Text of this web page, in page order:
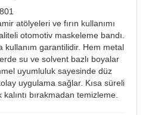
atölyeleri ve fırın kullanımı
otomotiv maskeleme bandı.
kullanım garantilidir. Hem metal
su ve solvent bazlı boyalar
uyumluluk sayesinde düz
uygulama sağlar. Kısa süreli
bırakmadan temizleme.